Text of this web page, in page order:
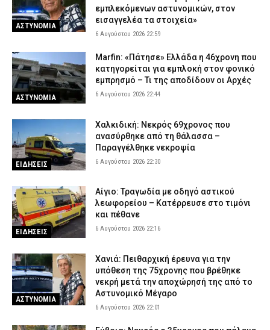
ΑΣΤΥΝΟΜΙΑ
εμπλεκόμενων αστυνομικών, στον
εισαγγελέα τα στοιχεία»
6 Αυγούστου 2026 22:59
ΑΣΤΥΝΟΜΙΑ
Marfin: «Πάτησε» Ελλάδα η 46χρονη που
κατηγορείται για εμπλοκή στον φονικό
εμπρησμό – Τι της αποδίδουν οι Αρχές
6 Αυγούστου 2026 22:44
ΕΙΔΗΣΕΙΣ
Χαλκιδική: Νεκρός 69χρονος που
ανασύρθηκε από τη θάλασσα –
Παραγγέλθηκε νεκροψία
6 Αυγούστου 2026 22:30
ΕΙΔΗΣΕΙΣ
Αίγιο: Τραγωδία με οδηγό αστικού
λεωφορείου – Κατέρρευσε στο τιμόνι
και πέθανε
6 Αυγούστου 2026 22:16
ΑΣΤΥΝΟΜΙΑ
Χανιά: Πειθαρχική έρευνα για την
υπόθεση της 75χρονης που βρέθηκε
νεκρή μετά την αποχώρησή της από το
Αστυνομικό Μέγαρο
6 Αυγούστου 2026 22:01